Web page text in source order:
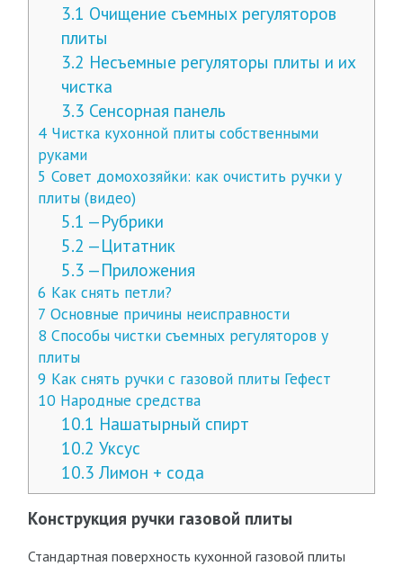
3.1 Очищение съемных регуляторов
плиты
3.2 Несъемные регуляторы плиты и их
чистка
3.3 Сенсорная панель
4Чистка кухонной плиты собственными
руками
5 Совет домохозяйки: как очистить ручки у
плиты (видео)
5.1 —Рубрики
5.2 —Цитатник
5.3 —Приложения
6 Как снять петли?
7 Основные причины неисправности
8 Способы чистки съемных регуляторов у
плиты
9 Как снять ручки с газовой плиты Гефест
10Народные средства
10.1 Нашатырный спирт
10.2 Уксус
10.3 Лимон + сода
Конструкция ручки газовой плиты
Стандартная поверхность кухонной газовой плиты